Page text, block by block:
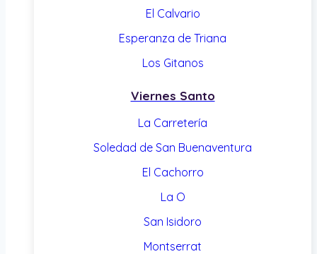
El Calvario
Esperanza de Triana
Los Gitanos
Viernes Santo
La Carretería
Soledad de San Buenaventura
El Cachorro
La O
San Isidoro
Montserrat